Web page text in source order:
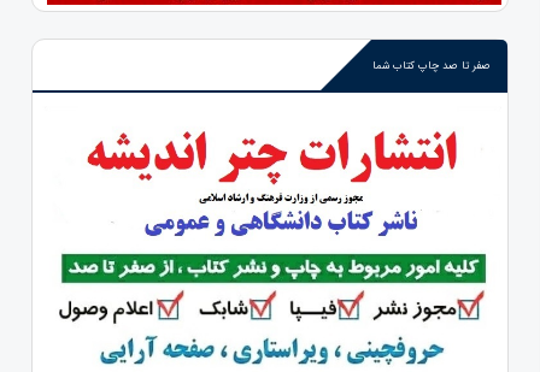
صفر تا صد چاپ کتاب شما